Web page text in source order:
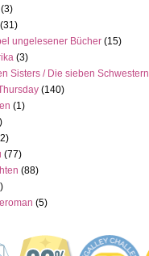
(3)
(31)
ungelesener Bücher (15)
(3)
Sisters / Die sieben Schwestern
(140)
(1)
(77)
(88)
(5)